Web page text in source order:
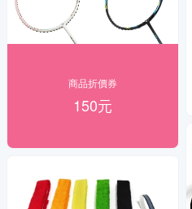
商品折價券
150元